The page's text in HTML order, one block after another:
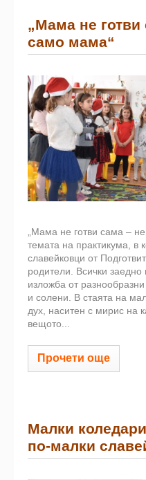
„Мама не готви
само мама“
„Мама не готви сама –
темата на практикума, в
славейковци от
родители. Всички
изложба от
и солени. В стаята на
дух, наситен с мирис на
вещото...
Прочети още
Малки
по-малки